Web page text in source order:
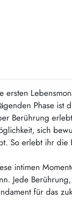
ersten
Phase ist
Berührung
sich
So erlebt ihr die
intimen
Jede
für das